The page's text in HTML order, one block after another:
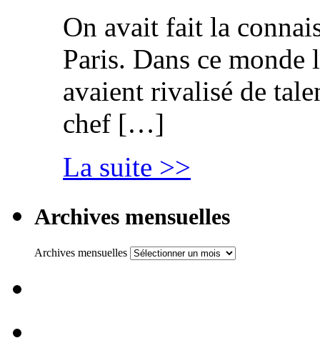
On avait fait la
Paris. Dans ce
avaient rivalisé de
chef […]
La suite >>
Archives mensuelles
Archives mensuelles